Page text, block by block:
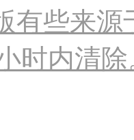
有些来
时内清